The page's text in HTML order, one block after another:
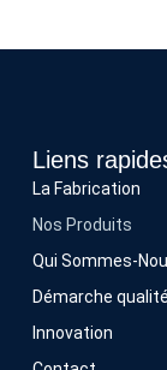
Liens
La Fabrication
Nos Produits
Qui Sommes-
Démarche qualité
Innovation